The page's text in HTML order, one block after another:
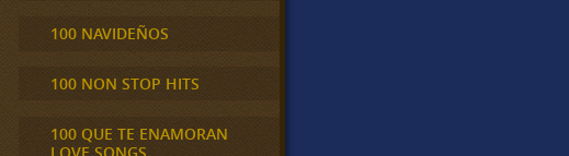
100 NAVIDEÑOS
100 NON STOP HITS
100 QUE TE ENAMORAN